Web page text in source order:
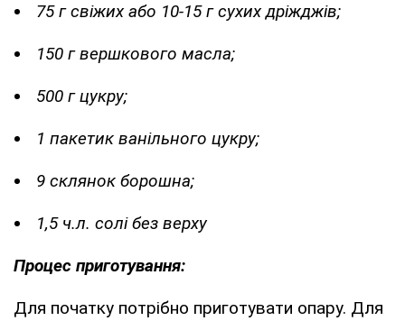
75 г свіжих або 10-15 г сухих дріжджів;
150 г вершкового масла;
500 г цукру;
1 пакетик ванільного цукру;
9 склянок борошна;
1,5 ч.л. солі без верху
Процес приготування:
Для початку потрібно приготувати опару. Для